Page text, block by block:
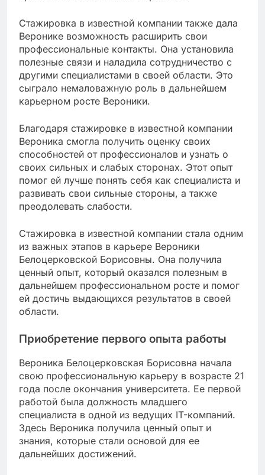
Стажировка в известной компании также дала
Веронике возможность расширить свои
профессиональные контакты. Она установила
полезные связи и наладила сотрудничество с
другими специалистами в своей области. Это
сыграло немаловажную роль в дальнейшем
карьерном росте Вероники.
Благодаря стажировке в известной компании
Вероника смогла получить оценку своих
способностей от профессионалов и узнать о
своих сильных и слабых сторонах. Этот опыт
помог ей лучше понять себя как специалиста и
развивать свои сильные стороны, а также
преодолевать слабости.
Стажировка в известной компании стала одним
из важных этапов в карьере Вероники
Белоцерковской Борисовны. Она получила
ценный опыт, который оказался полезным в
дальнейшем профессиональном росте и помог
ей достичь выдающихся результатов в своей
области.
Приобретение первого опыта работы
Вероника Белоцерковская Борисовна начала
свою профессиональную карьеру в возрасте 21
года после окончания университета. Ее первой
работой была должность младшего
специалиста в одной из ведущих IT-компаний.
Здесь Вероника получила ценный опыт и
знания, которые стали основой для ее
дальнейших достижений.